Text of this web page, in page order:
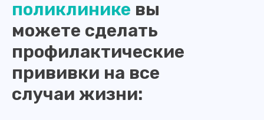
поликлинике вы
можете сделать
профилактические
прививки на все
случаи жизни: